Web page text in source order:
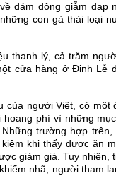
đám đông giẫm đạp
con gà thải loại
thanh lý, cả trăm
cửa hàng ở Đinh Lễ
của người Việt, có một
hoang phí vì những
trường hợp trên,
khi thấy được ăn
giảm giá. Tuy nhiên,
nhã, người tham